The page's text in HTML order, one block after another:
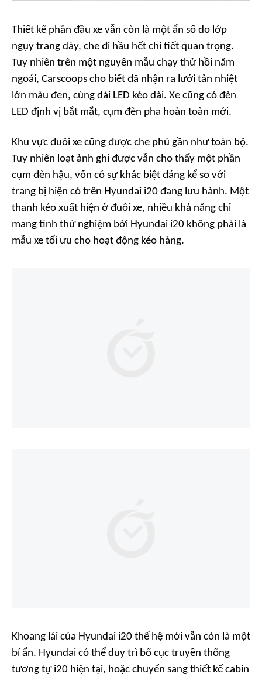
Thiết kế phần đầu xe vẫn còn là một ẩn số do lớp
ngụy trang dày, che đi hầu hết chi tiết quan trọng.
Tuy nhiên trên một nguyên mẫu chạy thử hồi năm
ngoái, Carscoops cho biết đã nhận ra lưới tản nhiệt
lớn màu đen, cùng dải LED kéo dài. Xe cũng có đèn
LED định vị bắt mắt, cụm đèn pha hoàn toàn mới.
Khu vực đuôi xe cũng được che phủ gần như toàn bộ.
Tuy nhiên loạt ảnh ghi được vẫn cho thấy một phần
cụm đèn hậu, vốn có sự khác biệt đáng kể so với
trang bị hiện có trên Hyundai i20 đang lưu hành. Một
thanh kéo xuất hiện ở đuôi xe, nhiều khả năng chỉ
mang tính thử nghiệm bởi Hyundai i20 không phải là
mẫu xe tối ưu cho hoạt động kéo hàng.
Khoang lái của Hyundai i20 thế hệ mới vẫn còn là một
bí ẩn. Hyundai có thể duy trì bố cục truyền thống
tương tự i20 hiện tại, hoặc chuyển sang thiết kế cabin